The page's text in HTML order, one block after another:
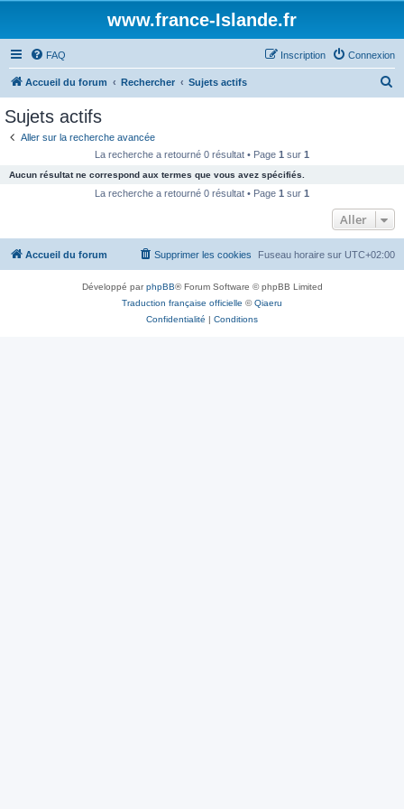
www.france-Islande.fr
FAQ Connexion
Inscription
Accueil du forum Rechercher Sujets actifs
c
e
Sujets actifs
Aller sur la recherche avancée
La recherche a retourné 0 résultat • Page 1 sur 1
Aucun résultat ne correspond aux termes que vous avez spécifiés.
La recherche a retourné 0 résultat • Page 1 sur 1
Aller
Accueil du forum Fuseau horaire sur UTC+02:00
Supprimer les cookies
Développé parphpBB® Forum Software © phpBB Limited
Traduction française officielle ©Qiaeru
Confidentialité | Conditions